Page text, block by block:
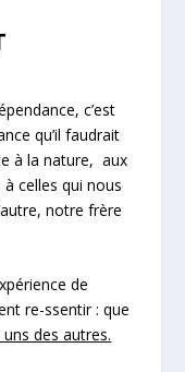
c’est
qu’il faudrait
à la nature, aux
celles qui nous
, notre frère
de
re-ssentir : que
des autres.